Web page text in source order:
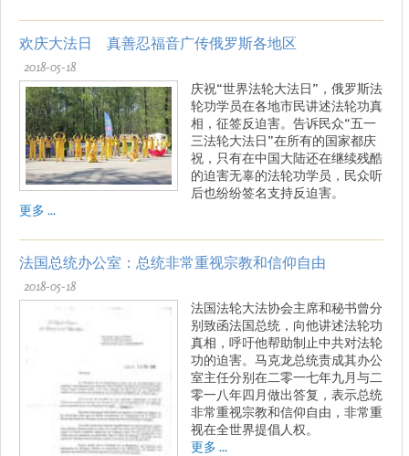
欢庆大法日 真善忍福音广传俄罗斯各地区
2018-05-18
庆祝“世界法轮大法日”，俄罗斯法
轮功学员在各地市民讲述法轮功真
相，征签反迫害。告诉民众“五一
三法轮大法日”在所有的国家都庆
祝，只有在中国大陆还在继续残酷
的迫害无辜的法轮功学员，民众听
后也纷纷签名支持反迫害。
更多 ...
法国总统办公室：总统非常重视宗教和信仰自由
2018-05-18
法国法轮大法协会主席和秘书曾分
别致函法国总统，向他讲述法轮功
真相，呼吁他帮助制止中共对法轮
功的迫害。马克龙总统责成其办公
室主任分别在二零一七年九月与二
零一八年四月做出答复，表示总统
非常重视宗教和信仰自由，非常重
视在全世界提倡人权。
更多 ...